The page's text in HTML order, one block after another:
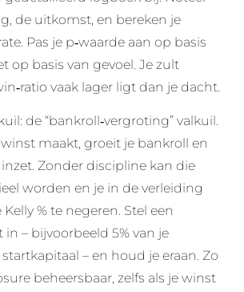
de uitkomst, en bereken je
Pas je p‑waarde aan op basis
op basis van gevoel. Je zult
vaak lager ligt dan je dacht.
de “bankroll‑vergroting” valkuil.
winst maakt, groeit je bankroll en
Zonder discipline kan die
worden en je in de verleiding
% te negeren. Stel een
– bijvoorbeeld 5% van je
– en houd je eraan. Zo
beheersbaar, zelfs als je winst